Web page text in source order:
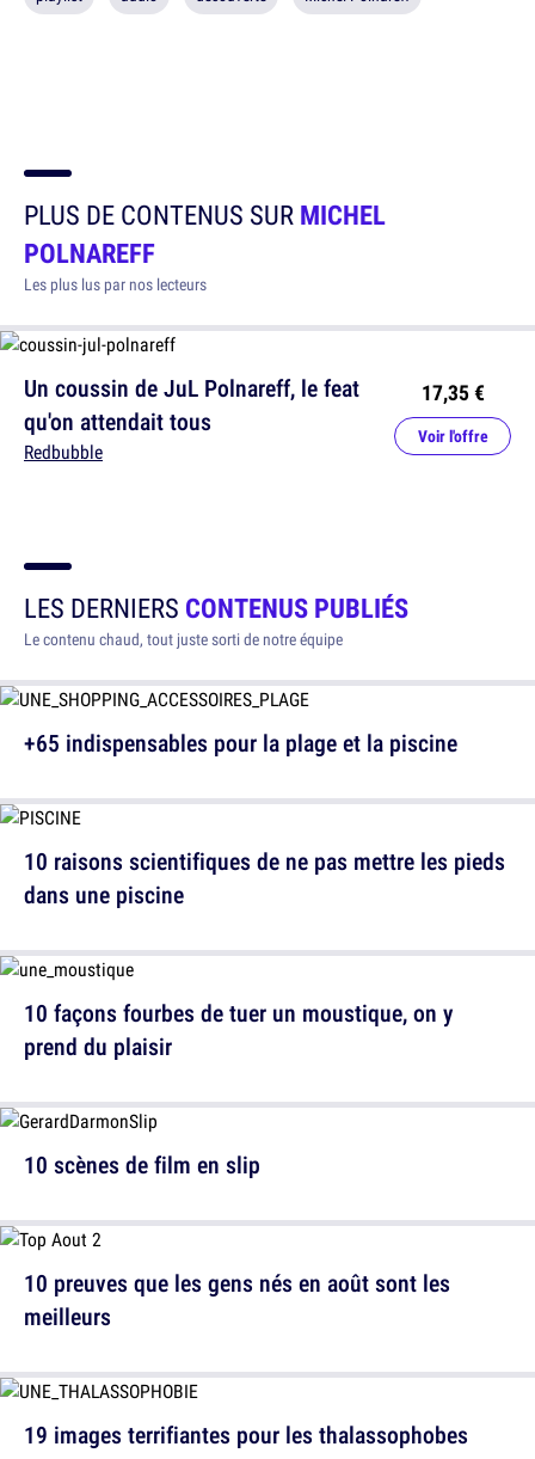
PLUS DE CONTENUS SURMICHEL
POLNAREFF
Les plus lus par nos lecteurs
Un coussin de JuL Polnareff, le feat
qu'on attendait tous
Redbubble
17,35 €
Voir l'offre
LES DERNIERS CONTENUS PUBLIÉS
Le contenu chaud, tout juste sorti de notre équipe
+65 indispensables pour la plage et la piscine
10 façons fourbes de tuer un moustique, on y
prend du plaisir
10 preuves que les gens nés en août sont les
meilleurs
10 raisons scientifiques de ne pas mettre les pieds
dans une piscine
10 scènes de film en slip
19 images terrifiantes pour les thalassophobes